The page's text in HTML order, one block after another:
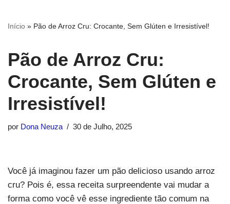
Início » Pão de Arroz Cru: Crocante, Sem Glúten e Irresistível!
Pão de Arroz Cru:
Crocante, Sem Glúten e
Irresistível!
por Dona Neuza 30 de Julho, 2025
Você já imaginou fazer um pão delicioso usando arroz
cru? Pois é, essa receita surpreendente vai mudar a
forma como você vê esse ingrediente tão comum na